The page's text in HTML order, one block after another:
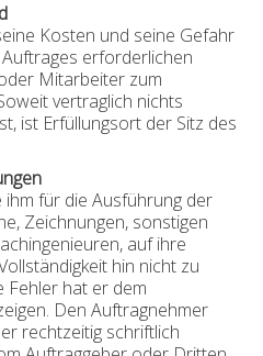
Kosten und seine Gefahr
erforderlichen
Mitarbeiter zum
vertraglich nichts
ist Erfüllungsort der Sitz des
für die Ausführung der
Zeichnungen, sonstigen
auf ihre
hin nicht zu
Fehler hat er dem
Den Auftragnehmer
rechtzeitig schriftlich